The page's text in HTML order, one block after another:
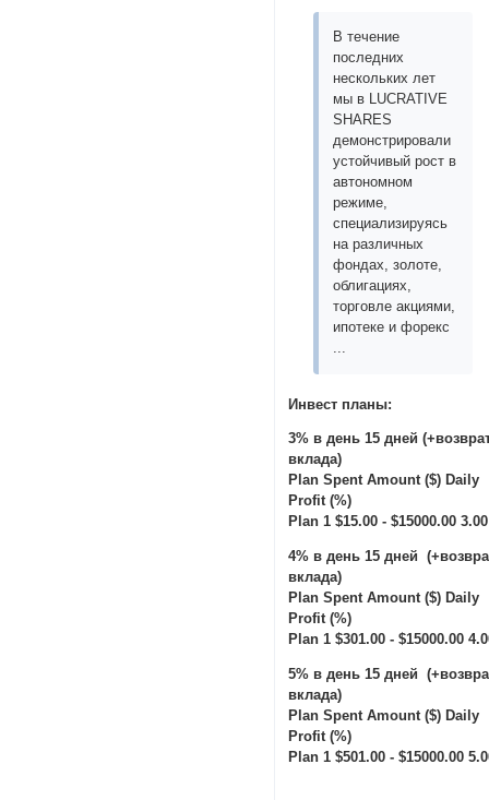
В течение
последних
нескольких лет
мы в LUCRATIVE
SHARES
демонстрировали
устойчивый рост в
автономном
режиме,
специализируясь
на различных
фондах, золоте,
облигациях,
торговле акциями,
ипотеке и форекс
Инвест планы:
3% в день 15 дней
вклада)
Plan Spent Amount ($) Daily
Profit (%)
Plan 1 $15.00 - $15000.00 3.00
4% в день 15 дней
вклада)
Plan Spent Amount ($) Daily
Profit (%)
Plan 1 $301.00 - $15000.00
5% в день 15 дней
вклада)
Plan Spent Amount ($) Daily
Profit (%)
Plan 1 $501.00 - $15000.00